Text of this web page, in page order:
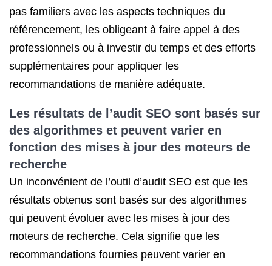
pas familiers avec les aspects techniques du
référencement, les obligeant à faire appel à des
professionnels ou à investir du temps et des efforts
supplémentaires pour appliquer les
recommandations de manière adéquate.
Les résultats de l’audit SEO sont basés sur
des algorithmes et peuvent varier en
fonction des mises à jour des moteurs de
recherche
Un inconvénient de l’outil d’audit SEO est que les
résultats obtenus sont basés sur des algorithmes
qui peuvent évoluer avec les mises à jour des
moteurs de recherche. Cela signifie que les
recommandations fournies peuvent varier en